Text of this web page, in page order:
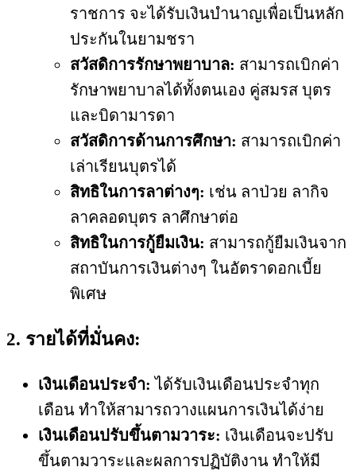
ราชการ จะได้รับเงินบำนาญเพื่อเป็นหลัก
ประกันในยามชรา
สวัสดิการรักษาพยาบาล: สามารถเบิกค่า
รักษาพยาบาลได้ทั้งตนเอง คู่สมรส บุตร
และบิดามารดา
สวัสดิการด้านการศึกษา: สามารถเบิกค่า
เล่าเรียนบุตรได้
สิทธิในการลาต่างๆ: เช่น ลาป่วย ลากิจ
ลาคลอดบุตร ลาศึกษาต่อ
สิทธิในการกู้ยืมเงิน: สามารถกู้ยืมเงินจาก
สถาบันการเงินต่างๆ ในอัตราดอกเบี้ย
พิเศษ
2. รายได้ที่มั่นคง:
เงินเดือนประจำ: ได้รับเงินเดือนประจำทุก
เดือน ทำให้สามารถวางแผนการเงินได้ง่าย
เงินเดือนปรับขึ้นตามวาระ: เงินเดือนจะปรับ
ขึ้นตามวาระและผลการปฏิบัติงาน ทำให้มี